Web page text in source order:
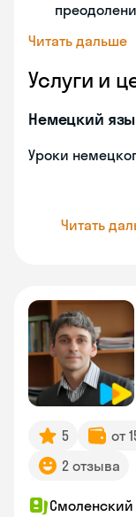
Читать дальше
Услуги и
Немецкий
Уроки
Читать
5 от
2 отзыва
Смоленский